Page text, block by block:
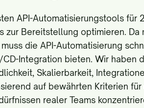
API-Automatisierungstools für
zur Bereitstellung optimieren. Da
die API-Automatisierung
Integration bieten. Wir haben
Skalierbarkeit,
auf bewährten Kriterien für
realer Teams